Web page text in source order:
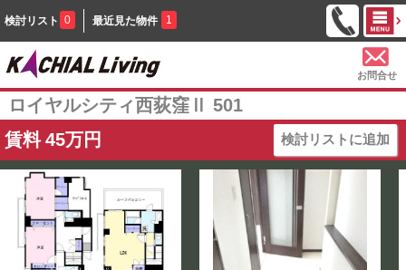
検討リスト 0 最近見た物件 1
お問合せ
ロイヤルシティ西荻窪Ⅱ 501
賃料 45万円 検討リストに追加